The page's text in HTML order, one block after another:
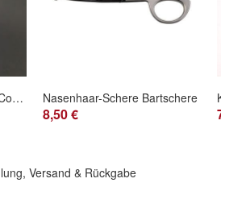
Bio Energo Haar Wachs "Cocos" 50 ml Nasenhaar-Schere Bartschere
8,50 €
Versand & Rückgabe